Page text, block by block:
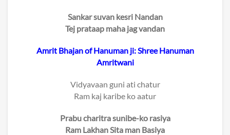
Sankar suvan kesri Nandan
Tej prataap maha jag vandan
Amrit Bhajan of Hanuman ji: Shree Hanuman
Amritwani
Vidyavaan guni ati chatur
Ram kaj karibe ko aatur
Prabu charitra sunibe-ko rasiya
Ram Lakhan Sita man Basiya